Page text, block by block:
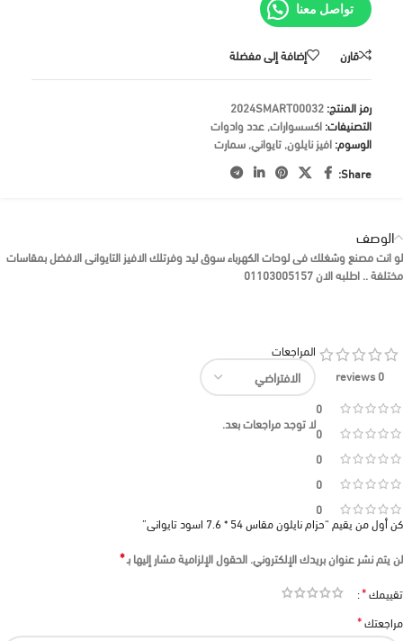
تواصل معنا
قارن إضافة إلى مفضلة
رمز المنتج:2024SMART00032
التصنيفات:اكسسوارات,عدد وادوات
الوسوم:افيز نايلون,تايواني,سمارت
Share:
الوصف
لو انت مصنع وشغلك فى لوحات الكهرباء سوق ليد وفرتلك الافيز التايوانى الافضل بمقاسات
مختلفة .. اطلبه الان 01103005157
0 reviews
0
0
0
0
0
المراجعات
لا توجد مراجعات بعد.
كن أول من يقيم “حزام نايلون مقاس 54 * 7.6 اسود تايوانى”
لن يتم نشر عنوان بريدك الإلكتروني.الحقول الإلزامية مشار إليها بـ*
تقييمك*
مراجعتك*